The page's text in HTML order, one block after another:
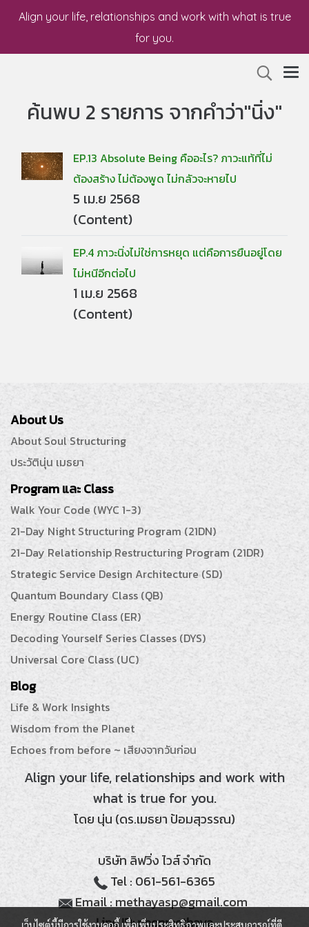
Align your life, relationships and work with what is true
for you.
ค้นพบ 2 รายการ จากคำว่า"นิ่ง"
EP.13 Absolute Being คืออะไร? ภาวะแท้ที่ไม่
ต้องสร้าง ไม่ต้องพูด ไม่กลัวจะหายไป
5 เม.ย 2568
(Content)
EP.4 ภาวะนิ่งไม่ใช่การหยุด แต่คือการยืนอยู่โดย
ไม่หนีอีกต่อไป
1 เม.ย 2568
(Content)
About Us
About Soul Structuring
ประวัตินุ่น เมธยา
Program และ Class
Walk Your Code (WYC 1-3)
21-Day Night Structuring Program (21DN)
21-Day Relationship Restructuring Program (21DR)
Strategic Service Design Architecture (SD)
Quantum Boundary Class (QB)
Energy Routine Class (ER)
Decoding Yourself Series Classes (DYS)
Universal Core Class (UC)
Blog
Life & Work Insights
Wisdom from the Planet
Echoes from before ~ เสียงจากวันก่อน
Align your life, relationships and work with
what is true for you.
โดย นุ่น (ดร.เมธยา ป้อมสุวรรณ)
บริษัท ลิฟวิ่ง ไวส์ จำกัด
Tel : 061-561-6365
Email : methayasp@gmail.com
Line ID: noonmethaya